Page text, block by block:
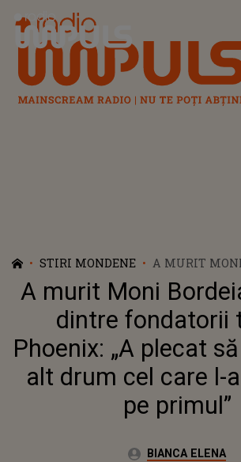
Radio Impuls
STIRI MONDENE
A MURIT
UNUL DINTRE
TRUPEI
DESCHIDĂ ALT
L-A DESCHIS
A murit Moni
dintre fondatorii
Phoenix: „A plecat
alt drum cel care l-
pe primul”
Autor:BIANCA ELENA